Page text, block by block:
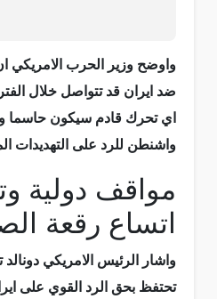
واوضح وزير الحرب الامريكي
ضد ايران قد تتواصل خلال
اي تحرك قادم سيكون حاسما
واشنطن للرد على التهديدات
مواقف دولية
اتساع رقعة
واشار الرئيس الامريكي دونالد
تحتفظ بحق الرد القوي على